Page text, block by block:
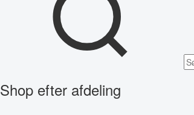
Shop efter afdeling